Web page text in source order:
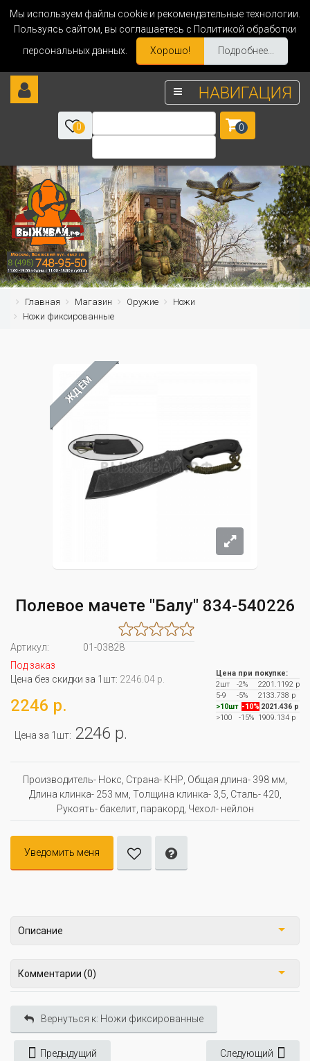
Мы используем файлы cookie и рекомендательные технологии.
Пользуясь сайтом, вы соглашаетесь с Политикой обработки
персональных данных.
Хорошо! Подробнее...
НАВИГАЦИЯ
0 0
Главная Магазин Оружие
Ножи
Ножи фиксированные
ЖДЁМ
Полевое мачете "Балу" 834-540226
Артикул:
01-03828
Под заказ
Цена без скидки за 1шт: 2246.04 р.
2246 р.
Цена за 1шт: 2246 р.
Цена при покупке:
2шт
-2%
2201.1192 р
5-9
-5%
2133.738 р
>10шт -10% 2021.436 р
>100
-15% 1909.134 р
Производитель- Нокс, Страна- КНР, Oбщая длина- 398 мм,
Длина клинка- 253 мм, Толщина клинка- 3,5, Сталь- 420,
Рукоять- бакелит, паракорд, Чехол- нейлон
Уведомить меня
Описание
Комментарии (0)
Вернуться к: Ножи фиксированные
Предыдущий Следующий